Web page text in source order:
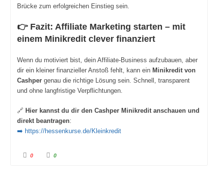
Brücke zum erfolgreichen Einstieg sein.
👉 Fazit: Affiliate Marketing starten – mit
einem Minikredit clever finanziert
Wenn du motiviert bist, dein Affiliate-Business aufzubauen, aber
dir ein kleiner finanzieller Anstoß fehlt, kann ein Minikredit von
Cashpergenau die richtige Lösung sein. Schnell, transparent
und ohne langfristige Verpflichtungen.
🔗 Hier kannst du dir den Cashper Minikredit anschauen und
direkt beantragen:
➡️ https://hessenkurse.de/Kleinkredit
A0
A0